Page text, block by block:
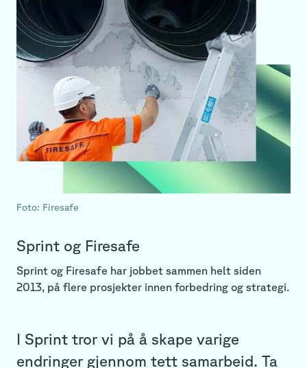
Foto: Firesafe
Sprint og Firesafe
Sprint og Firesafe har jobbet sammen helt siden
2013, på flere prosjekter innen forbedring og strategi.
I Sprint tror vi på å skape varige
endringer gjennom tett samarbeid. Ta